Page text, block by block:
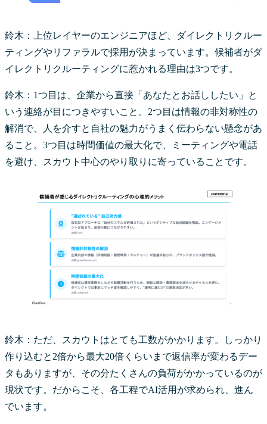
鈴木：上位レイヤーのエンジニアほど、ダイレクトリクルー
ティングやリファラルで採用が決まっています。候補者がダ
イレクトリクルーティングに惹かれる理由は3つです。
鈴木：1つ目は、企業から直接「あなたとお話ししたい」と
いう連絡が目につきやすいこと。2つ目は情報の非対称性の
解消で、人を介すと自社の魅力がうまく伝わらない懸念があ
ること。3つ目は時間価値の最大化で、ミーティングや電話
を避け、スカウト中心のやり取りに寄っていることです。
鈴木：ただ、スカウトはとても工数がかかります。しっかり
作り込むと2倍から最大20倍くらいまで返信率が変わるデー
タもありますが、その分たくさんの負荷がかかっているのが
現状です。だからこそ、各工程でAI活用が求められ、進ん
でいます。